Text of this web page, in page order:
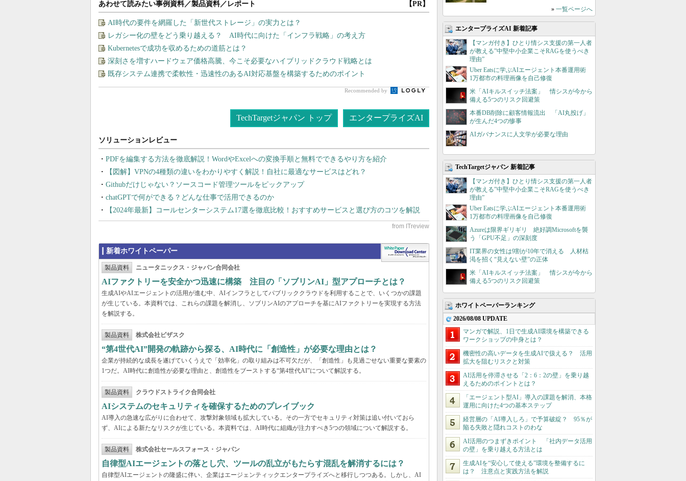
あわせて読みたい事例資料／製品資料／レポート 【PR】
AI時代の要件を網羅した「新世代ストレージ」の実力とは？
レガシー化の壁をどう乗り越える？ AI時代に向けた「インフラ戦略」の考え方
Kubernetesで成功を収めるための道筋とは？
深刻さを増すハードウェア価格高騰、今こそ必要なハイブリッドクラウド戦略とは
既存システム連携で柔軟性・迅速性のあるAI対応基盤を構築するためのポイント
Recommended by
TechTargetジャパン トップ エンタープライズAI
PDFを編集する方法を徹底解説！WordやExcelへの変換手順と無料でできるやり方を紹介
【図解】VPNの4種類の違いをわかりやすく解説！自社に最適なサービスはどれ？
Githubだけじゃない？ソースコード管理ツールをピックアップ
chatGPTで何ができる？どんな仕事で活用できるのか
【2024年最新】コールセンターシステム17選を徹底比較！おすすめサービスと選び方のコツを解説
新着ホワイトペーパー
製品資料 ニュータニックス・ジャパン合同会社
AIファクトリーを安全かつ迅速に構築 注目の「ソブリンAI」型アプローチとは？
生成AIやAIエージェントの活用が進む中、AIインフラとしてパブリッククラウドを利用することで、いくつかの課題
が生じている。本資料では、これらの課題を解消し、ソブリンAIのアプローチを基にAIファクトリーを実現する方法
を解説する。
製品資料 株式会社ビザスク
“第4世代AI”開発の軌跡から探る、AI時代に「創造性」が必要な理由とは？
企業が持続的な成長を遂げていくうえで「効率化」の取り組みは不可欠だが、「創造性」も見過ごせない重要な要素の
1つだ。AI時代に創造性が必要な理由と、創造性をブーストする“第4世代AI”について解説する。
製品資料 クラウドストライク合同会社
AIシステムのセキュリティを確保するためのプレイブック
AI導入の急速な広がりに合わせて、攻撃対象領域も拡大している。その一方でセキュリティ対策は追い付いておら
ず、AIによる新たなリスクが生じている。本資料では、AI時代に組織が注力すべき5つの領域について解説する。
製品資料 株式会社セールスフォース・ジャパン
自律型AIエージェントの落とし穴、ツールの乱立がもたらす混乱を解消するには？
自律型AIエージェントの隆盛に伴い、企業はエージェンティックエンタープライズへと移行しつつある。しかし、AI
» 一覧ページへ
エンタープライズAI 新着記事
【マンガ付き】ひとり情シス支援の第一人者
が教える”中堅中小企業こそRAGを使うべき
理由”
Uber Eatsに学ぶAIエージェント本番運用術
1万都市の料理画像を自己修復
米「AIキルスイッチ法案」 情シスが今から
備える5つのリスク回避策
本番DB削除に顧客情報流出 「AI丸投げ」
が生んだ4つの惨事
AIガバナンスに人文学が必要な理由
TechTargetジャパン 新着記事
【マンガ付き】ひとり情シス支援の第一人者
が教える”中堅中小企業こそRAGを使うべき
理由”
Uber Eatsに学ぶAIエージェント本番運用術
1万都市の料理画像を自己修復
Azureは限界ギリギリ 絶好調Microsoftを襲
う「GPU不足」の深刻度
IT業界の女性は9割が10年で消える 人材枯
渇を招く“見えない壁”の正体
米「AIキルスイッチ法案」 情シスが今から
備える5つのリスク回避策
ホワイトペーパーランキング
2026/08/08 UPDATE
マンガで解説、1日で生成AI環境を構築できる
ワークショップの中身とは？
機密性の高いデータを生成AIで扱える？ 活用
拡大を阻むリスクと対策
AI活用を停滞させる「2：6：2の壁」を乗り越
えるためのポイントとは？
「エージェント型AI」導入の課題を解消、本格
運用に向けた4つの基本ステップ
経営層の「AI導入しろ」で予算破綻？ 95％が
陥る失敗と隠れコストのわな
AI活用のつまずきポイント 「社内データ活用
の壁」を乗り越える方法とは
生成AIを“安心して使える”環境を整備するに
は？ 注意点と実践方法を解説